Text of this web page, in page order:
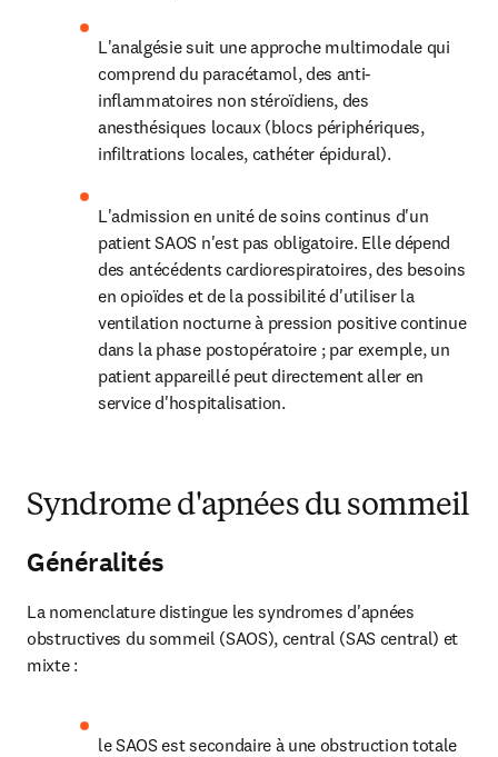
L'analgésie suit une approche multimodale qui
comprend du paracétamol, des anti-
inflammatoires non stéroïdiens, des
anesthésiques locaux (blocs périphériques,
infiltrations locales, cathéter épidural).
L'admission en unité de soins continus d'un
patient SAOS n'est pas obligatoire. Elle dépend
des antécédents cardiorespiratoires, des besoins
en opioïdes et de la possibilité d'utiliser la
ventilation nocturne à pression positive continue
dans la phase postopératoire ; par exemple, un
patient appareillé peut directement aller en
service d'hospitalisation.
Syndrome d'apnées du sommeil
Généralités
La nomenclature distingue les syndromes d'apnées
obstructives du sommeil (SAOS), central (SAS central) et
mixte :
le SAOS est secondaire à une obstruction totale